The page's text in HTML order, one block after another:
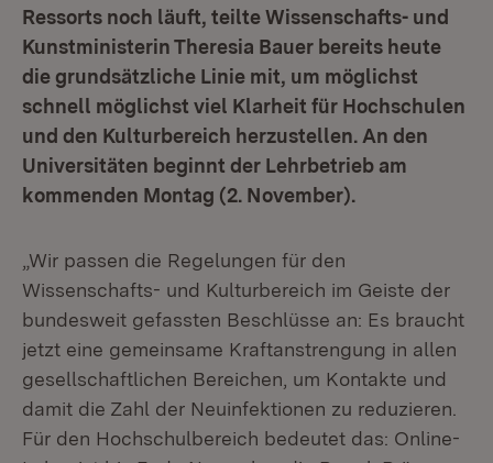
Ressorts noch läuft, teilte Wissenschafts- und
Kunstministerin Theresia Bauer bereits heute
die grundsätzliche Linie mit, um möglichst
schnell möglichst viel Klarheit für Hochschulen
und den Kulturbereich herzustellen. An den
Universitäten beginnt der Lehrbetrieb am
kommenden Montag (2. November).
„Wir passen die Regelungen für den
Wissenschafts- und Kulturbereich im Geiste der
bundesweit gefassten Beschlüsse an: Es braucht
jetzt eine gemeinsame Kraftanstrengung in allen
gesellschaftlichen Bereichen, um Kontakte und
damit die Zahl der Neuinfektionen zu reduzieren.
Für den Hochschulbereich bedeutet das: Online-